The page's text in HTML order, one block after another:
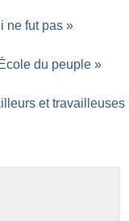
ne fut pas »
du peuple »
et travailleuses